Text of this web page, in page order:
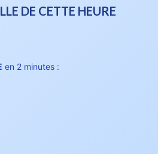
DE CETTE HEURE
en 2 minutes :